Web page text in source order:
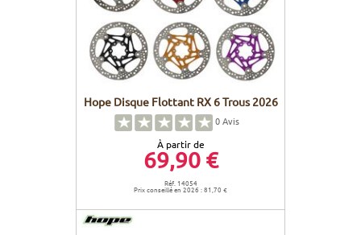
Hope Disque Flottant RX 6 Trous 2026
0Avis
À partir de
69,90 €
Réf. 14054
Prix conseillé en 2026 : 81,70 €